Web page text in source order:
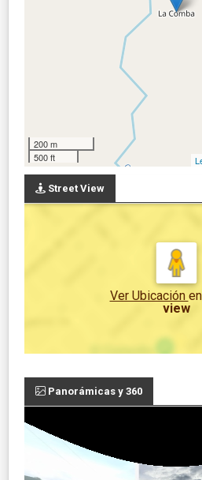
200 m
500 ft
Street View
Ver Ubicación en
view
Panorámicas y 360